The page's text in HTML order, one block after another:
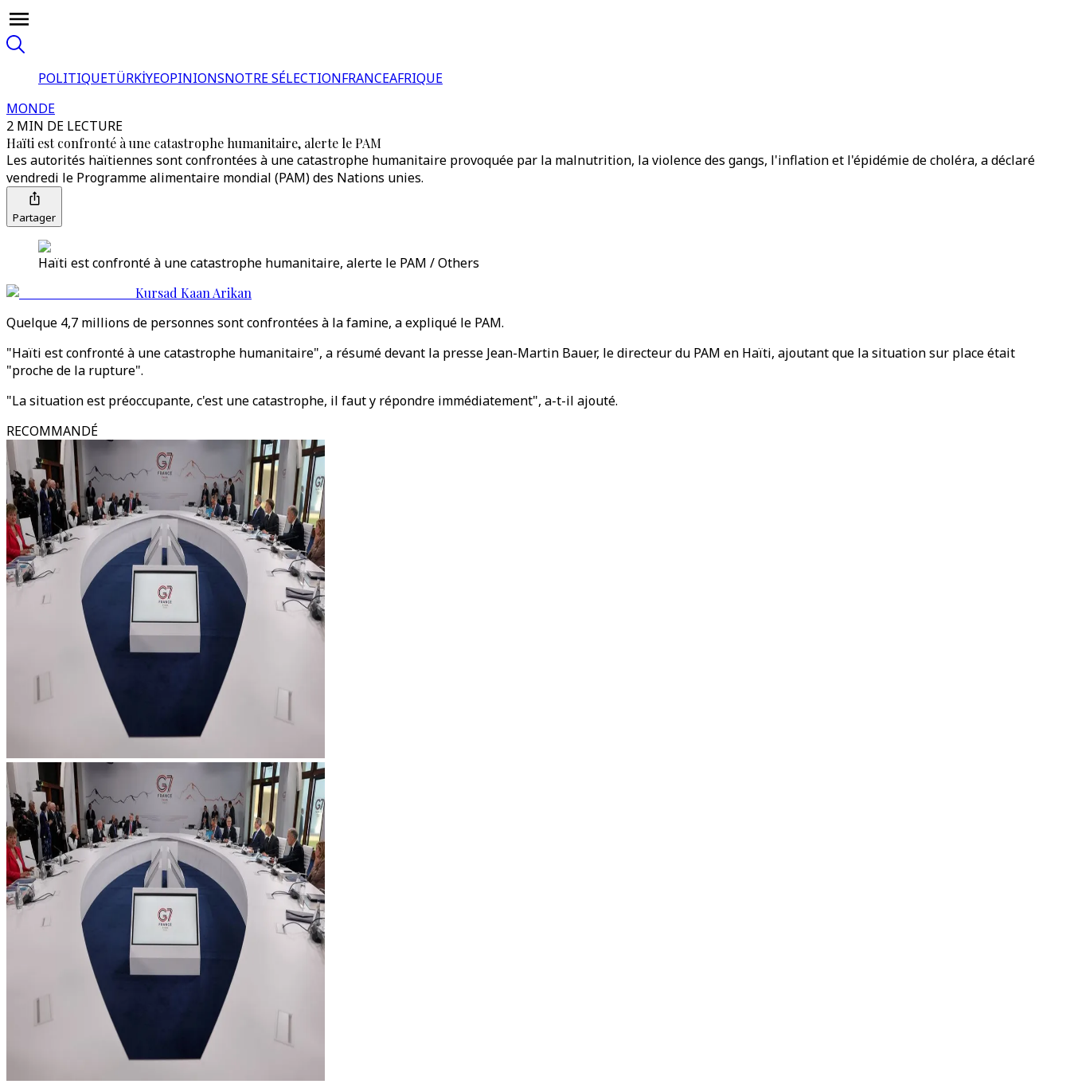
POLITIQUETÜRKİYEOPINIONSNOTRE SÉLECTIONFRANCEAFRIQUE
MONDE
2 MIN DE LECTURE
Haïti est confronté à une catastrophe humanitaire, alerte le PAM
Les autorités haïtiennes sont confrontées à une catastrophe humanitaire provoquée par la malnutrition, la violence des gangs, l'inflation et l'épidémie de choléra, a déclaré
vendredi le Programme alimentaire mondial (PAM) des Nations unies.
Partager
Haïti est confronté à une catastrophe humanitaire, alerte le PAM / Others
Kursad Kaan Arikan
Quelque 4,7 millions de personnes sont confrontées à la famine, a expliqué le PAM.
"Haïti est confronté à une catastrophe humanitaire", a résumé devant la presse Jean-Martin Bauer, le directeur du PAM en Haïti, ajoutant que la situation sur place était
"proche de la rupture".
"La situation est préoccupante, c'est une catastrophe, il faut y répondre immédiatement", a-t-il ajouté.
RECOMMANDÉ